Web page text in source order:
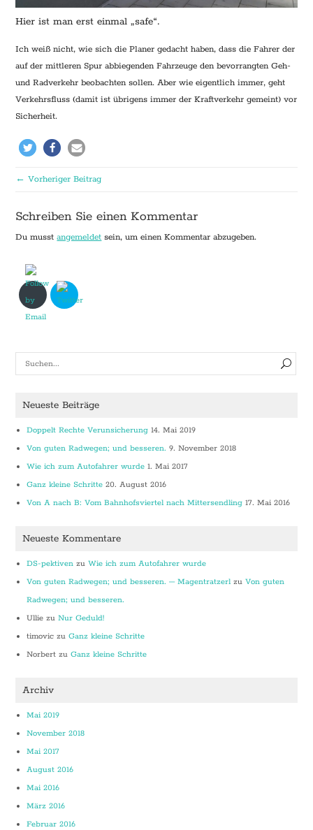
Hier ist man erst einmal „safe“.
Ich weiß nicht, wie sich die Planer gedacht haben, dass die Fahrer der
auf der mittleren Spur abbiegenden Fahrzeuge den bevorrangten Geh-
und Radverkehr beobachten sollen. Aber wie eigentlich immer, geht
Verkehrsfluss (damit ist übrigens immer der Kraftverkehr gemeint) vor
Sicherheit.
← Vorheriger Beitrag
Schreiben Sie einen Kommentar
Du musstangemeldet sein, um einen Kommentar abzugeben.
Neueste Beiträge
Doppelt Rechte Verunsicherung 14. Mai 2019
Von guten Radwegen; und besseren. 9. November 2018
Wie ich zum Autofahrer wurde 1. Mai 2017
Ganz kleine Schritte 20. August 2016
Von A nach B: Vom Bahnhofsviertel nach Mittersendling 17. Mai 2016
Neueste Kommentare
DS-pektiven zuWie ich zum Autofahrer wurde
Von guten Radwegen; und besseren. – Magentratzerl zuVon guten
Radwegen; und besseren.
Ullie zuNur Geduld!
timovic zuGanz kleine Schritte
Norbert zuGanz kleine Schritte
Archiv
Mai 2019
November 2018
Mai 2017
August 2016
Mai 2016
März 2016
Februar 2016